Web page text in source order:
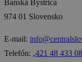
Banská Bystrica
974 01 Slovensko
E-mail:
Telefón: ₊421 48 433